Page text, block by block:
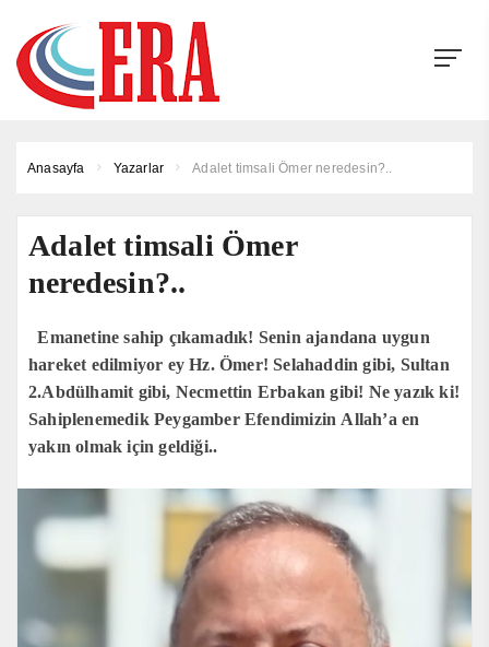
Anasayfa Yazarlar Adalet timsali Ömer neredesin?..
Adalet timsali Ömer
neredesin?..
Emanetine sahip çıkamadık! Senin ajandana uygun
hareket edilmiyor ey Hz. Ömer! Selahaddin gibi, Sultan
2.Abdülhamit gibi, Necmettin Erbakan gibi! Ne yazık ki!
Sahiplenemedik Peygamber Efendimizin Allah’a en
yakın olmak için geldiği..